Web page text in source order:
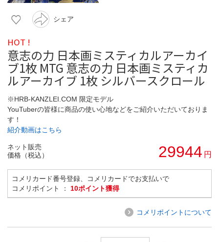
シェア
HOT !
意志の力 日本画ミスティカルアーカイ
ブ1枚 MTG 意志の力 日本画ミスティカ
ルアーカイブ 1枚 シルバースクロール
※HRB-KANZLEI.COM 限定モデル
YouTuberの皆様に商品の使い心地などをご紹介いただいておりま
す！
紹介動画はこちら
ネット販売
価格（税込）
29944 円
コメリカード番号登録、コメリカードでお支払いで
コメリポイント ： 10ポイント獲得
コメリポイントについて